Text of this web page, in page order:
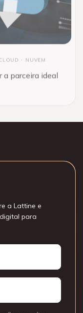
NUVEM
a parceira ideal
a Lattine e
para